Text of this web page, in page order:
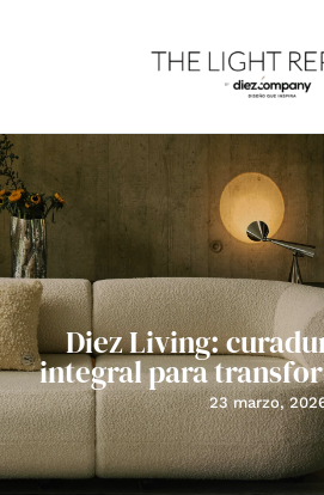
Diez Living:
integral para
23 marzo,